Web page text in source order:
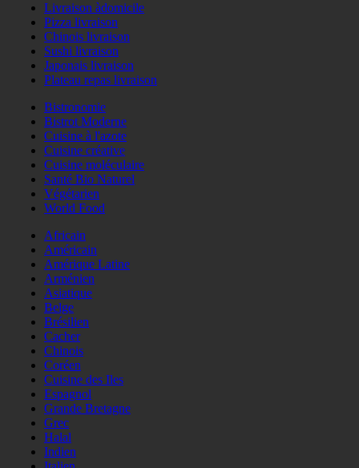
Livraison àdomicile
Pizza livraison
Chinois livraison
Sushi livraison
Japonais livraison
Plateau repas livraison
Bistronomie
Bistrot Moderne
Cuisine à l'azote
Cuisine créative
Cuisine moléculaire
Santé Bio Naturel
Végétarien
World Food
Africain
Américain
Amérique Latine
Arménien
Asiatique
Belge
Brésilien
Cacher
Chinois
Coréen
Cuisine des Iles
Espagnol
Grande Bretagne
Grec
Halal
Indien